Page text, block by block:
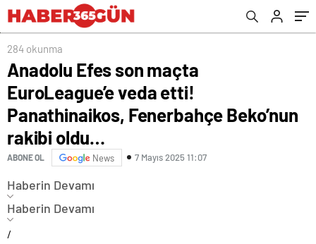
rakibi oldu…
284 okunma
Anadolu Efes son maçta
EuroLeague’e veda etti!
Panathinaikos, Fenerbahçe Beko’nun
rakibi oldu…
ABONE OL News 7 Mayıs 2025 11:07
Haberin Devamı
Haberin Devamı
/